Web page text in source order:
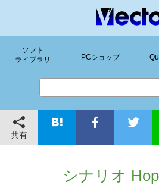
ソフト
ライブラリ
PCショップ
共有
シナリオ